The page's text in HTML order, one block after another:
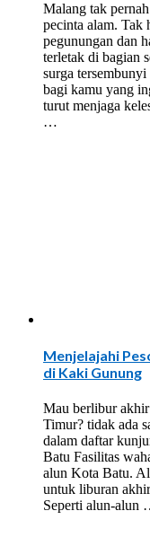
Malang tak
pecinta alam. Tak
pegunungan dan
terletak di bagian
surga
bagi kamu yang
turut menjaga
…
Menjelajahi
di Kaki Gunung
Mau berlibur
Timur? tidak ada
dalam daftar
Batu Fasilitas
alun Kota Batu.
untuk liburan
Seperti alun-alun